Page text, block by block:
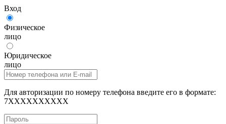
Вход
Физическое
лицо
Юридическое
лицо
Для авторизации по номеру телефона введите его в формате:
7XXXXXXXXXX